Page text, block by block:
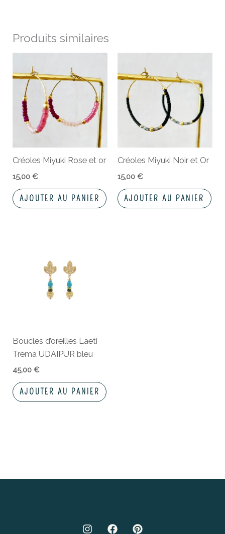
Produits similaires
Créoles Miyuki Rose et or
15,00€
AJOUTER AU PANIER
Créoles Miyuki Noir et Or
15,00 €
AJOUTER AU PANIER
Boucles d’oreilles Laëti
Trëma UDAIPUR bleu
45,00€
AJOUTER AU PANIER